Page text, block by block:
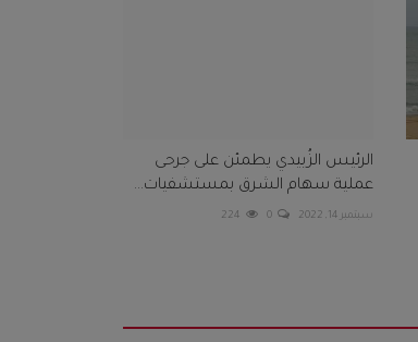
الرئيس الزُبيدي يطمئن على جرحى
عملية سهام الشرق بمستشفيات...
سبتمبر 14, 2022 0
224